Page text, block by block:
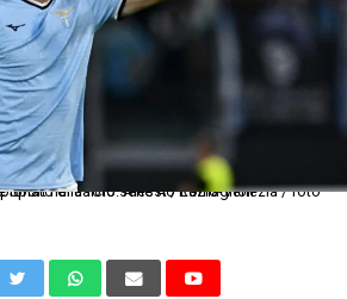
/ foto Antonello Sammarco/Image Sport nella foto: Alessio Romagnoli